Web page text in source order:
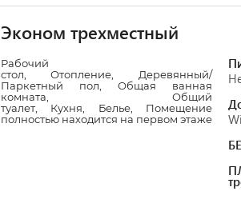
Эконом трехместный
Рабочий
стол ,Отопление
Деревянный/
Паркетный пол
Общая ванная
комната
Общий
туалет, Кухня Белье, Помещение
полностью находится на первом этаже